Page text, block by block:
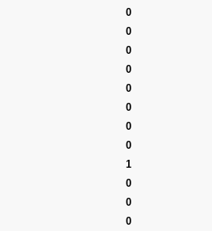
0
0
0
0
0
0
0
0
1
0
0
0